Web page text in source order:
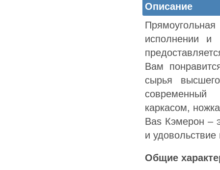
Описание
исполнении и
Вам
сырья
современный
каркасом,
Bas Кэмерон –
и
Общие